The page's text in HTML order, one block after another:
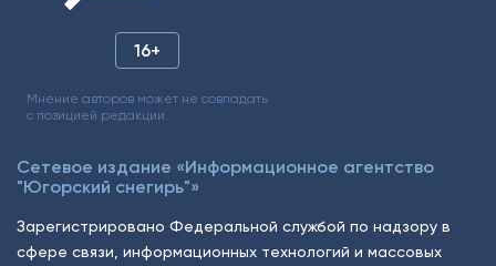
16+
Мнение авторов может не совпадать
с позицией редакции.
Сетевое издание «Информационное агентство
"Югорский снегирь"»
Зарегистрировано Федеральной службой по надзору в
сфере связи, информационных технологий и массовых